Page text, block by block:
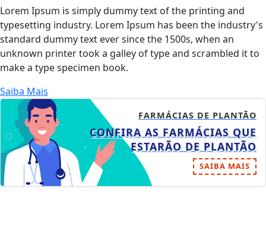
Lorem Ipsum is simply dummy text of the printing and
typesetting industry. Lorem Ipsum has been the industry's
standard dummy text ever since the 1500s, when an
unknown printer took a galley of type and scrambled it to
make a type specimen book.
Saiba Mais
FARMÁCIAS DE PLANTÃO
CONFIRA AS FARMÁCIAS QUE
ESTARÃO DE PLANTÃO
SAIBA MAIS